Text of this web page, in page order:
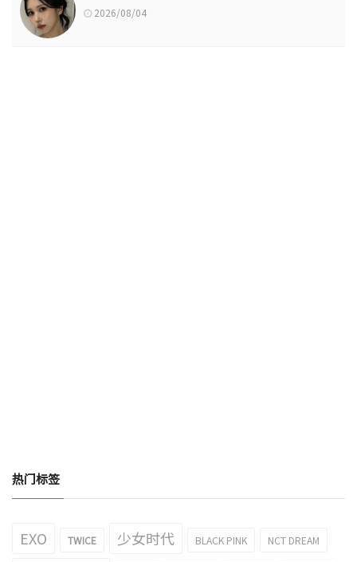
2026/08/04
热门标签
EXO TWICE 少女时代 BLACK PINK NCT DREAM